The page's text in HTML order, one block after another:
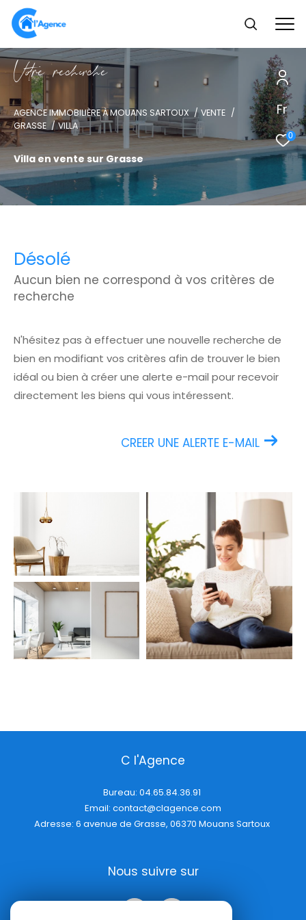
Fr
0
Vore recece
AGENCE IMMOBILIÈRE À MOUANS SARTOUX
VENTE
GRASSE
VILLA
Villa en vente sur Grasse
Désolé
Aucun bien ne correspond à vos critères de
recherche
N'hésitez pas à effectuer une nouvelle recherche de
bien en modifiant vos critères afin de trouver le bien
idéal ou bien à créer une alerte e-mail pour recevoir
directement les biens qui vous intéressent.
CREER UNE ALERTE E-MAIL
C l'Agence
Bureau: 04.65.84.36.91
Email: contact@clagence.com
Adresse: 6 avenue de Grasse, 06370 Mouans Sartoux
Nous suivre sur